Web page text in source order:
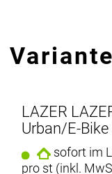
LAZER
Urban/E-
sofort im
pro st (inkl.